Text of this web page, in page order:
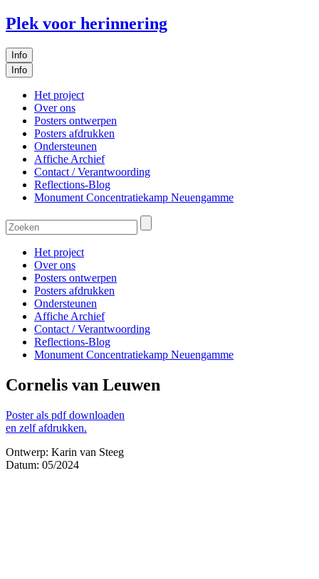
Plek voor herinnering
Info
Info
Het project
Over ons
Posters ontwerpen
Posters afdrukken
Ondersteunen
Affiche Archief
Contact / Verantwoording
Reflections-Blog
Monument Concentratiekamp Neuengamme
Het project
Over ons
Posters ontwerpen
Posters afdrukken
Ondersteunen
Affiche Archief
Contact / Verantwoording
Reflections-Blog
Monument Concentratiekamp Neuengamme
Cornelis van Leuwen
Poster als pdf downloaden
en zelf afdrukken.
Ontwerp: Karin van Steeg
Datum: 05/2024